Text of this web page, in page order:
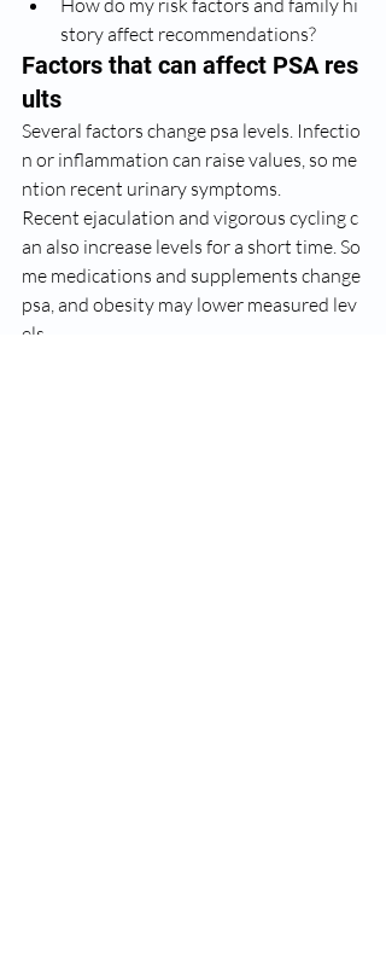
story affect recommendations?
Factors that can affect PSA res
ults
Several factors change psa levels. Infectio
n or inflammation can raise values, so me
ntion recent urinary symptoms.
Recent ejaculation and vigorous cycling c
an also increase levels for a short time. So
me medications and supplements change
psa, and obesity may lower measured lev
els.